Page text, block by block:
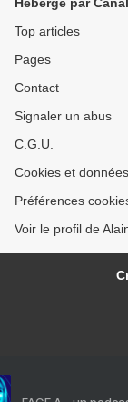
Top articles
Pages
Contact
Signaler un abus
C.G.U.
Cookies et
Préférences
Voir le profil de